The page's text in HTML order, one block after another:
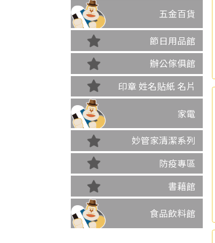
五金百貨
節日用品館
辦公傢俱館
印章 姓名貼紙 名片
家電
妙管家清潔系列
防疫專區
書藉館
食品飲料館